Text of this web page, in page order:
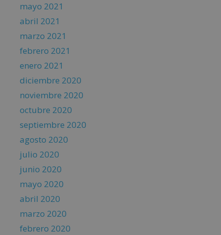
mayo 2021
abril 2021
marzo 2021
febrero 2021
enero 2021
diciembre 2020
noviembre 2020
octubre 2020
septiembre 2020
agosto 2020
julio 2020
junio 2020
mayo 2020
abril 2020
marzo 2020
febrero 2020